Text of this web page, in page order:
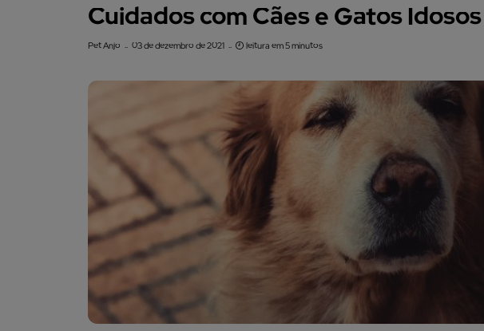
Cuidados com Cães e Gatos Idosos
Pet Anjo 03 de dezembro de 2021 leitura em 5 minutos